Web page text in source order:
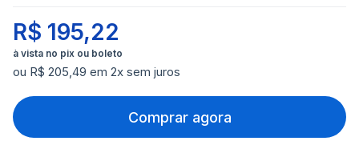
R$ 195,22
ou R$ 205,49 em 2x sem juros
Comprar agora